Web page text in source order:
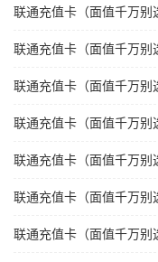
联通充值卡（面值千万
联通充值卡（面值千万
联通充值卡（面值千万别
联通充值卡（面值千万别
联通充值卡（面值千万
联通充值卡（面值千万别
联通充值卡（面值千万别